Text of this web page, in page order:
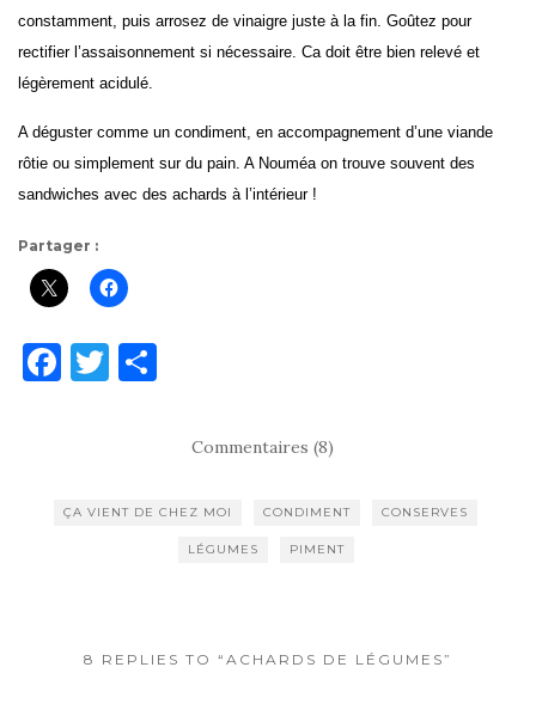
constamment, puis arrosez de vinaigre juste à la fin. Goûtez pour
rectifier l’assaisonnement si nécessaire. Ca doit être bien relevé et
légèrement acidulé.
A déguster comme un condiment, en accompagnement d’une viande
rôtie ou simplement sur du pain. A Nouméa on trouve souvent des
sandwiches avec des achards à l’intérieur !
Partager :
F
b
T
r er
Commentaires (8)
ÇA VIENT DE CHEZ MOI CONDIMENT CONSERVES
LÉGUMES PIMENT
8 REPLIES TO “ACHARDS DE LÉGUMES”